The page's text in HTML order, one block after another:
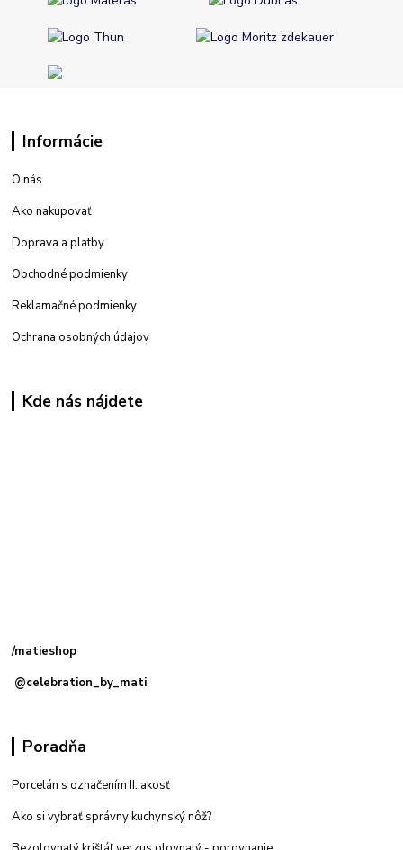
Informácie
O nás
Ako nakupovať
Doprava a platby
Obchodné podmienky
Reklamačné podmienky
Ochrana osobných údajov
Kde nás nájdete
/matieshop
@celebration_by_mati
Poradňa
Porcelán s označením II. akosť
Ako si vybrať správny kuchynský nôž?